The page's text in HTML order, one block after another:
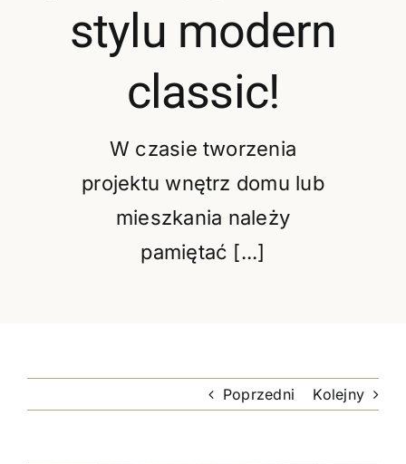
stylu modern
classic!
W czasie tworzenia
projektu wnętrz domu lub
mieszkania należy
pamiętać [...]
Poprzedni Kolejny